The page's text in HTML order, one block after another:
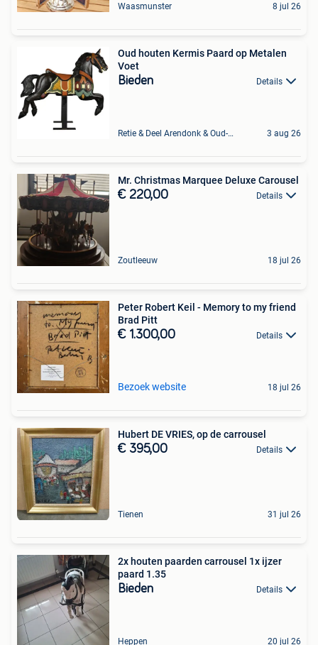
Waasmunster 8 jul 26
Oud houten Kermis Paard op Metalen
Voet
Bieden Details
Retie & Deel Arendonk & Oud-Turnhout 3 aug 26
Mr. Christmas Marquee Deluxe Carousel
€ 220,00 Details
Zoutleeuw 18 jul 26
Peter Robert Keil - Memory to my friend
Brad Pitt
€ 1.300,00 Details
Bezoek website 18 jul 26
Hubert DE VRIES, op de carrousel
€ 395,00 Details
Tienen 31 jul 26
2x houten paarden carrousel 1x ijzer
paard 1.35
Bieden Details
Heppen 20 jul 26